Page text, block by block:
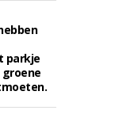
parkje